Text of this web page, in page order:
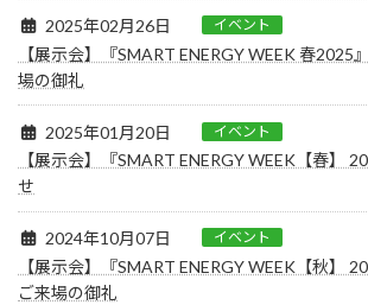
2025年02月26日 イベント
【展示会】『SMART ENERGY WEEK 春2025
場の御礼
2025年01月20日 イベント
【展示会】『SMART ENERGY WEEK【春】
せ
2024年10月07日 イベント
【展示会】『SMART ENERGY WEEK【秋】
ご来場の御礼